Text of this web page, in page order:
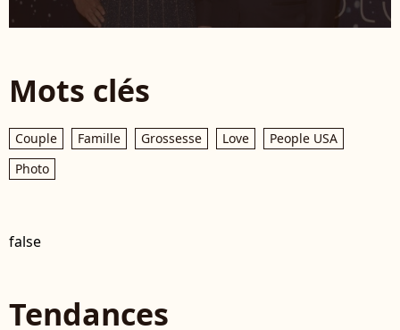
Mots clés
Couple Famille Grossesse Love
People USA
Photo
false
Tendances